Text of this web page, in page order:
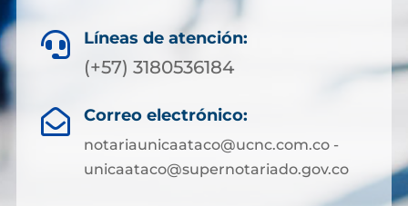
 Líneas de atención:
(+57) 3180536184
 Correo electrónico:
notariaunicaataco@ucnc.com.co -
unicaataco@supernotariado.gov.co